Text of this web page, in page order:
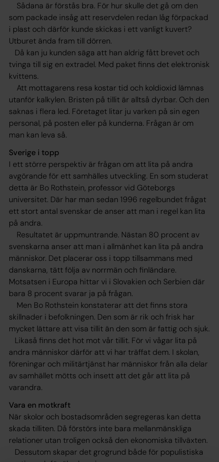
Sådana är förstås bra. För hur skulle det gå om den
som packade insåg att reservdelen redan låg förpackad
i plast och därför kunde skickas i ett vanligt kuvert?
Utburet ända fram till dörren.
Då kan ju kunden säga att han aldrig fått brevet och
tvinga till sig en extradel. Med paket finns det elektronisk
kvittens.
Att mottagarens resa kostar tid och koldioxid lämnas
utanför kalkylen. Bristen på tillit är alltså dyrbar. Och den
saknas i flera led. Företaget litar ju varken på sin egen
personal, på posten eller på kunderna. Frågan är om
man kan leva så.
Sverige i topp
I ett större perspektiv är frågan om att lita på andra
avgörande för ett samhälles utveckling. En som studerat
detta är Bo Rothstein, professor vid Göteborgs
universitet. Där har man sedan 1996 regelbundet frågat
ett stort antal svenskar de anser att man i regel kan lita
på andra.
Resultatet är uppmuntrande. Nästan 80 procent av
svenskarna anser att man i allmänhet kan lita på andra
människor. Det placerar oss i topp tillsammans med
danskarna, tätt följa av norrmän och finländare.
Motsatsen i Europa hittar vi i Slovakien och Serbien där
bara 8 procent svarar ja på frågan.
Men Bo Rothstein konstaterar att det finns stora
skillnader i befolkningen. Den som är rik och frisk har
mycket lättare att visa tillit än den som är fattig och sjuk.
Likaså finns det hot mot vår tillit. För vi vågar lita på
andra människor därför att vi har träffat dem. I skolan,
föreningar och militärtjänst har människor från alla delar
av samhället mötts och insett att det går att lita på
varandra.
Vara en motkraft
När skolor och bostadsområden segregeras kan detta
skada tilliten. Då förstörs inte bara mellanmänskliga
relationer utan troligen också den ekonomiska tillväxten.
Dessutom skapar det grogrund både för populistiska